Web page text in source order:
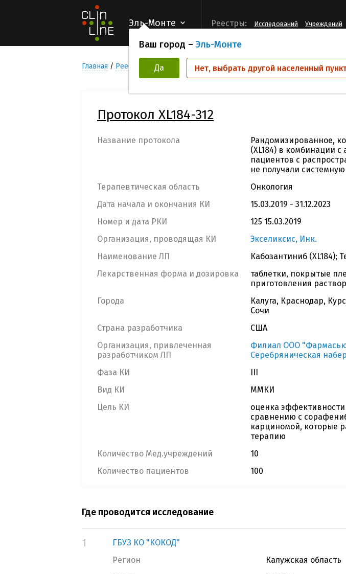
Эль-Монте
Ваш город – Эль-Монте
Да Нет, выбрать другой населенный
Реестры: Исследований Учреждений
Главная Реестр Клинических исследований XL184-312
Протокол XL184-312
Название протокола
Рандомизированное,
(XL184) в комбинации
пациентов с
не получали
Терапевтическая область
Онкология
Дата начала и окончания КИ
15.03.2019 - 31.12.2023
Номер и дата РКИ
125 15.03.2019
Организация, проводящая КИ
Экселиксис, Инк.
Наименование ЛП
Кабозантиниб (XL184);
Лекарственная форма и дозировка
таблетки, покрытые
приготовления
Города
Калуга, Краснодар,
Сочи
Страна разработчика
США
Организация, привлеченная
разработчиком ЛП
Филиал ООО
Серебряническая
Фаза КИ
III
Вид КИ
ММКИ
Цель КИ
оценка
сравнению с
карциномой, которые
терапию
Количество Мед.учреждений
10
Количество пациентов
100
Где проводится исследование
1
ГБУЗ КО "КОКОД"
Регион
Калужская область